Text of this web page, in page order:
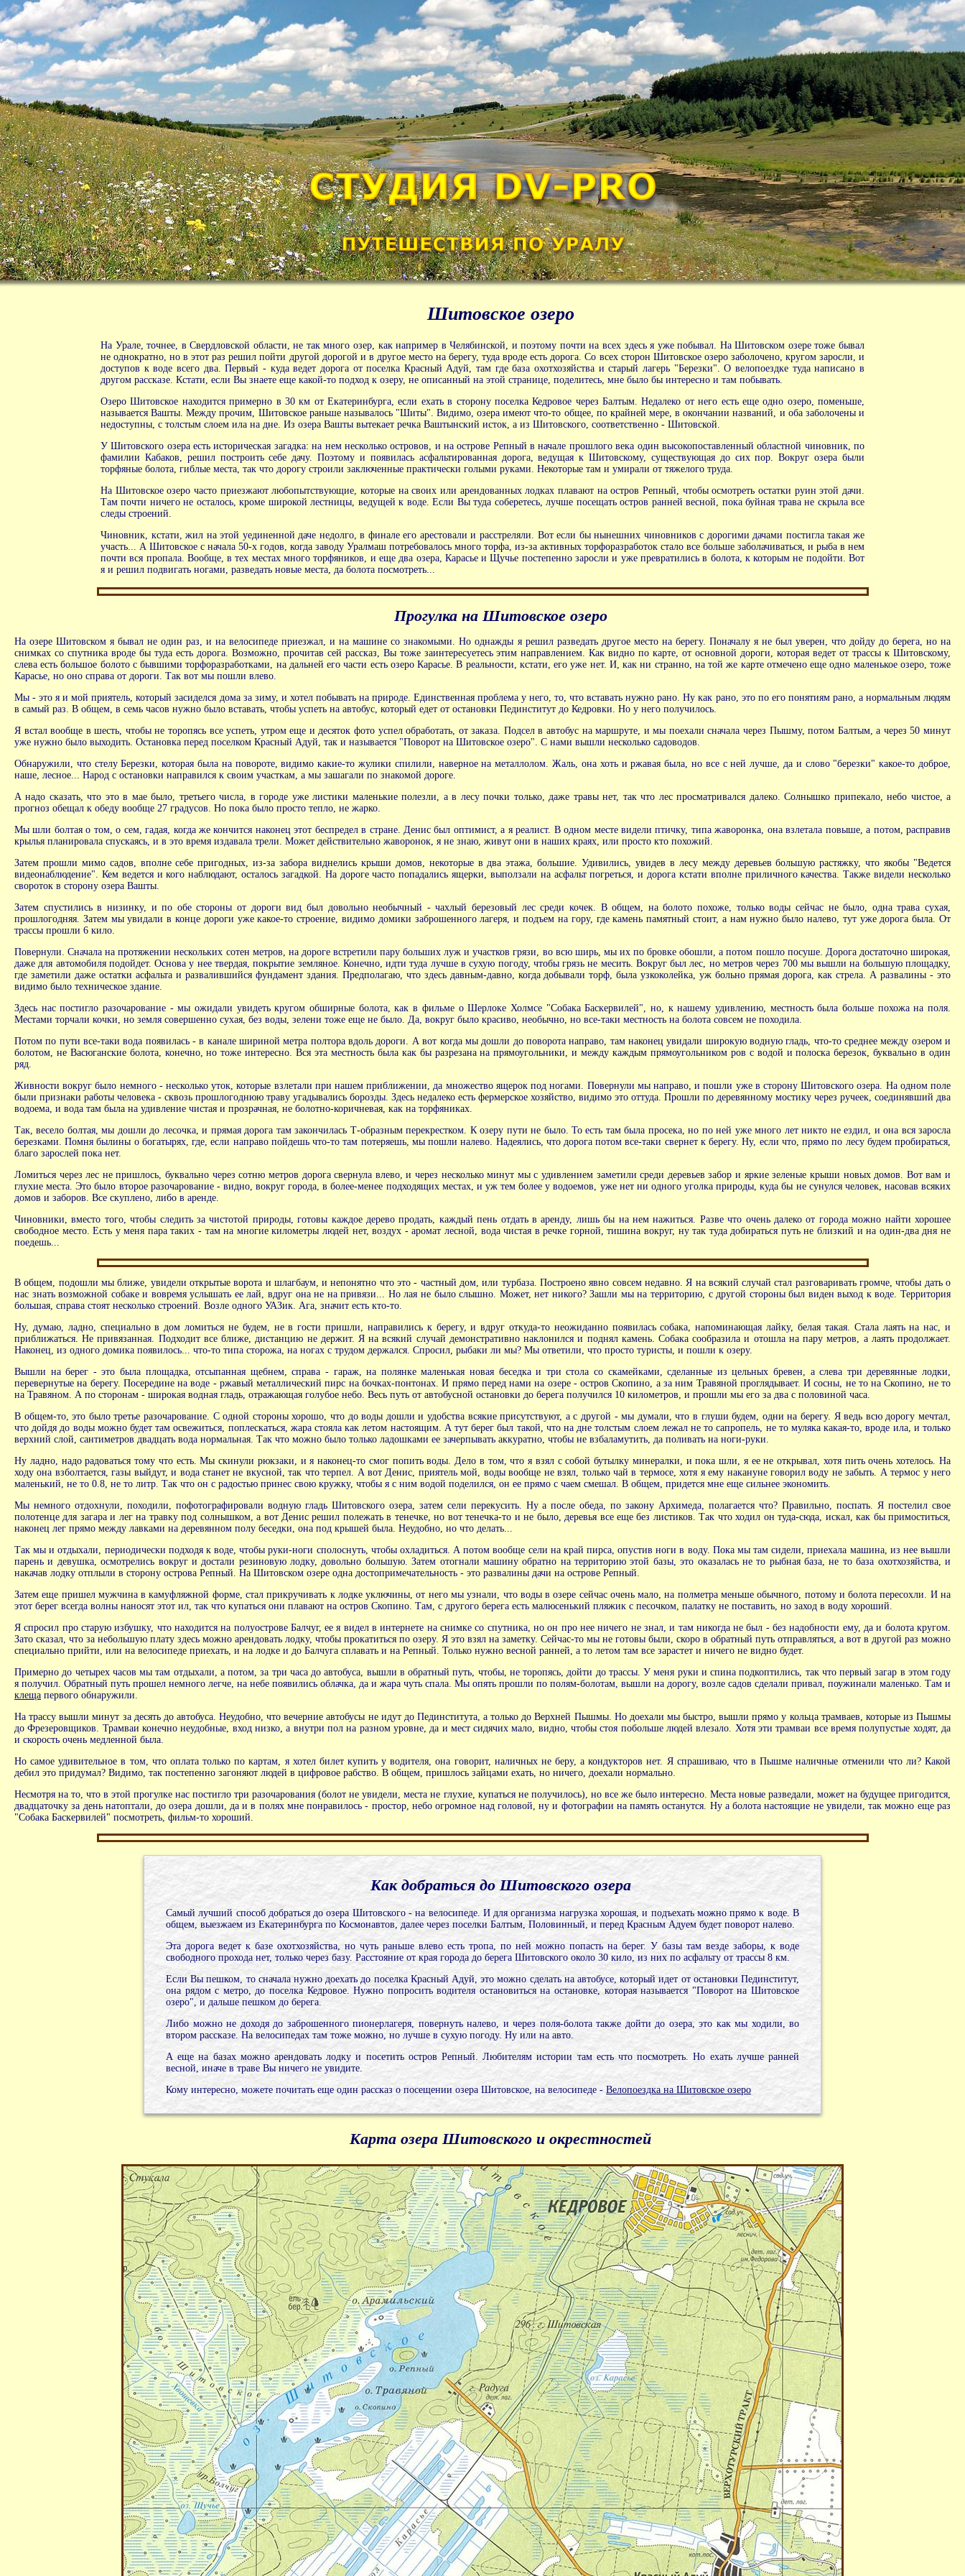
Шитовское озеро
На Урале, точнее, в Свердловской области, не так много озер, как например в Челябинской, и поэтому почти на всех здесь я уже побывал. На Шитовском озере тоже бывал
не однократно, но в этот раз решил пойти другой дорогой и в другое место на берегу, туда вроде есть дорога. Со всех сторон Шитовское озеро заболочено, кругом заросли, и
доступов к воде всего два. Первый - куда ведет дорога от поселка Красный Адуй, там где база охотхозяйства и старый лагерь "Березки". О велопоездке туда написано в
другом рассказе. Кстати, если Вы знаете еще какой-то подход к озеру, не описанный на этой странице, поделитесь, мне было бы интересно и там побывать.
Озеро Шитовское находится примерно в 30 км от Екатеринбурга, если ехать в сторону поселка Кедровое через Балтым. Недалеко от него есть еще одно озеро, поменьше,
называется Вашты. Между прочим, Шитовское раньше называлось "Шиты". Видимо, озера имеют что-то общее, по крайней мере, в окончании названий, и оба заболочены и
недоступны, с толстым слоем ила на дне. Из озера Вашты вытекает речка Ваштынский исток, а из Шитовского, соответственно - Шитовской.
У Шитовского озера есть историческая загадка: на нем несколько островов, и на острове Репный в начале прошлого века один высокопоставленный областной чиновник, по
фамилии Кабаков, решил построить себе дачу. Поэтому и появилась асфальтированная дорога, ведущая к Шитовскому, существующая до сих пор. Вокруг озера были
торфяные болота, гиблые места, так что дорогу строили заключенные практически голыми руками. Некоторые там и умирали от тяжелого труда.
На Шитовское озеро часто приезжают любопытствующие, которые на своих или арендованных лодках плавают на остров Репный, чтобы осмотреть остатки руин этой дачи.
Там почти ничего не осталось, кроме широкой лестницы, ведущей к воде. Если Вы туда соберетесь, лучше посещать остров ранней весной, пока буйная трава не скрыла все
следы строений.
Чиновник, кстати, жил на этой уединенной даче недолго, в финале его арестовали и расстреляли. Вот если бы нынешних чиновников с дорогими дачами постигла такая же
участь... А Шитовское с начала 50-х годов, когда заводу Уралмаш потребовалось много торфа, из-за активных торфоразработок стало все больше заболачиваться, и рыба в нем
почти вся пропала. Вообще, в тех местах много торфяников, и еще два озера, Карасье и Щучье постепенно заросли и уже превратились в болота, к которым не подойти. Вот
я и решил подвигать ногами, разведать новые места, да болота посмотреть...
Прогулка на Шитовское озеро
На озере Шитовском я бывал не один раз, и на велосипеде приезжал, и на машине со знакомыми. Но однажды я решил разведать другое место на берегу. Поначалу я не был уверен, что дойду до берега, но на
снимках со спутника вроде бы туда есть дорога. Возможно, прочитав сей рассказ, Вы тоже заинтересуетесь этим направлением. Как видно по карте, от основной дороги, которая ведет от трассы к Шитовскому,
слева есть большое болото с бывшими торфоразработками, на дальней его части есть озеро Карасье. В реальности, кстати, его уже нет. И, как ни странно, на той же карте отмечено еще одно маленькое озеро, тоже
Карасье, но оно справа от дороги. Так вот мы пошли влево.
Мы - это я и мой приятель, который засиделся дома за зиму, и хотел побывать на природе. Единственная проблема у него, то, что вставать нужно рано. Ну как рано, это по его понятиям рано, а нормальным людям
в самый раз. В общем, в семь часов нужно было вставать, чтобы успеть на автобус, который едет от остановки Пединститут до Кедровки. Но у него получилось.
Я встал вообще в шесть, чтобы не торопясь все успеть, утром еще и десяток фото успел обработать, от заказа. Подсел в автобус на маршруте, и мы поехали сначала через Пышму, потом Балтым, а через 50 минут
уже нужно было выходить. Остановка перед поселком Красный Адуй, так и называется "Поворот на Шитовское озеро". С нами вышли несколько садоводов.
Обнаружили, что стелу Березки, которая была на повороте, видимо какие-то жулики спилили, наверное на металлолом. Жаль, она хоть и ржавая была, но все с ней лучше, да и слово "березки" какое-то доброе,
наше, лесное... Народ с остановки направился к своим участкам, а мы зашагали по знакомой дороге.
А надо сказать, что это в мае было, третьего числа, в городе уже листики маленькие полезли, а в лесу почки только, даже травы нет, так что лес просматривался далеко. Солнышко припекало, небо чистое, а
прогноз обещал к обеду вообще 27 градусов. Но пока было просто тепло, не жарко.
Мы шли болтая о том, о сем, гадая, когда же кончится наконец этот беспредел в стране. Денис был оптимист, а я реалист. В одном месте видели птичку, типа жаворонка, она взлетала повыше, а потом, расправив
крылья планировала спускаясь, и в это время издавала трели. Может действительно жаворонок, я не знаю, живут они в наших краях, или просто кто похожий.
Затем прошли мимо садов, вполне себе пригодных, из-за забора виднелись крыши домов, некоторые в два этажа, большие. Удивились, увидев в лесу между деревьев большую растяжку, что якобы "Ведется
видеонаблюдение". Кем ведется и кого наблюдают, осталось загадкой. На дороге часто попадались ящерки, выползали на асфальт погреться, и дорога кстати вполне приличного качества. Также видели несколько
свороток в сторону озера Вашты.
Затем спустились в низинку, и по обе стороны от дороги вид был довольно необычный - чахлый березовый лес среди кочек. В общем, на болото похоже, только воды сейчас не было, одна трава сухая,
прошлогодняя. Затем мы увидали в конце дороги уже какое-то строение, видимо домики заброшенного лагеря, и подъем на гору, где камень памятный стоит, а нам нужно было налево, тут уже дорога была. От
трассы прошли 6 кило.
Повернули. Сначала на протяжении нескольких сотен метров, на дороге встретили пару больших луж и участков грязи, во всю ширь, мы их по бровке обошли, а потом пошло посуше. Дорога достаточно широкая,
даже для автомобиля подойдет. Основа у нее твердая, покрытие земляное. Конечно, идти туда лучше в сухую погоду, чтобы грязь не месить. Вокруг был лес, но метров через 700 мы вышли на большую площадку,
где заметили даже остатки асфальта и развалившийся фундамент здания. Предполагаю, что здесь давным-давно, когда добывали торф, была узкоколейка, уж больно прямая дорога, как стрела. А развалины - это
видимо было техническое здание.
Здесь нас постигло разочарование - мы ожидали увидеть кругом обширные болота, как в фильме о Шерлоке Холмсе "Собака Баскервилей", но, к нашему удивлению, местность была больше похожа на поля.
Местами торчали кочки, но земля совершенно сухая, без воды, зелени тоже еще не было. Да, вокруг было красиво, необычно, но все-таки местность на болота совсем не походила.
Потом по пути все-таки вода появилась - в канале шириной метра полтора вдоль дороги. А вот когда мы дошли до поворота направо, там наконец увидали широкую водную гладь, что-то среднее между озером и
болотом, не Васюганские болота, конечно, но тоже интересно. Вся эта местность была как бы разрезана на прямоугольники, и между каждым прямоугольником ров с водой и полоска березок, буквально в один
ряд.
Живности вокруг было немного - несколько уток, которые взлетали при нашем приближении, да множество ящерок под ногами. Повернули мы направо, и пошли уже в сторону Шитовского озера. На одном поле
были признаки работы человека - сквозь прошлогоднюю траву угадывались борозды. Здесь недалеко есть фермерское хозяйство, видимо это оттуда. Прошли по деревянному мостику через ручеек, соединявший два
водоема, и вода там была на удивление чистая и прозрачная, не болотно-коричневая, как на торфяниках.
Так, весело болтая, мы дошли до лесочка, и прямая дорога там закончилась Т-образным перекрестком. К озеру пути не было. То есть там была просека, но по ней уже много лет никто не ездил, и она вся заросла
березками. Помня былины о богатырях, где, если направо пойдешь что-то там потеряешь, мы пошли налево. Надеялись, что дорога потом все-таки свернет к берегу. Ну, если что, прямо по лесу будем пробираться,
благо зарослей пока нет.
Ломиться через лес не пришлось, буквально через сотню метров дорога свернула влево, и через несколько минут мы с удивлением заметили среди деревьев забор и яркие зеленые крыши новых домов. Вот вам и
глухие места. Это было второе разочарование - видно, вокруг города, в более-менее подходящих местах, и уж тем более у водоемов, уже нет ни одного уголка природы, куда бы не сунулся человек, насовав всяких
домов и заборов. Все скуплено, либо в аренде.
Чиновники, вместо того, чтобы следить за чистотой природы, готовы каждое дерево продать, каждый пень отдать в аренду, лишь бы на нем нажиться. Разве что очень далеко от города можно найти хорошее
свободное место. Есть у меня пара таких - там на многие километры людей нет, воздух - аромат лесной, вода чистая в речке горной, тишина вокруг, ну так туда добираться путь не близкий и на один-два дня не
поедешь...
В общем, подошли мы ближе, увидели открытые ворота и шлагбаум, и непонятно что это - частный дом, или турбаза. Построено явно совсем недавно. Я на всякий случай стал разговаривать громче, чтобы дать о
нас знать возможной собаке и вовремя услышать ее лай, вдруг она не на привязи... Но лая не было слышно. Может, нет никого? Зашли мы на территорию, с другой стороны был виден выход к воде. Территория
большая, справа стоят несколько строений. Возле одного УАЗик. Ага, значит есть кто-то.
Ну, думаю, ладно, специально в дом ломиться не будем, не в гости пришли, направились к берегу, и вдруг откуда-то неожиданно появилась собака, напоминающая лайку, белая такая. Стала лаять на нас, и
приближаться. Не привязанная. Подходит все ближе, дистанцию не держит. Я на всякий случай демонстративно наклонился и поднял камень. Собака сообразила и отошла на пару метров, а лаять продолжает.
Наконец, из одного домика появилось... что-то типа сторожа, на ногах с трудом держался. Спросил, рыбаки ли мы? Мы ответили, что просто туристы, и пошли к озеру.
Вышли на берег - это была площадка, отсыпанная щебнем, справа - гараж, на полянке маленькая новая беседка и три стола со скамейками, сделанные из цельных бревен, а слева три деревянные лодки,
перевернутые на берегу. Посередине на воде - ржавый металлический пирс на бочках-понтонах. И прямо перед нами на озере - остров Скопино, а за ним Травяной проглядывает. И сосны, не то на Скопино, не то
на Травяном. А по сторонам - широкая водная гладь, отражающая голубое небо. Весь путь от автобусной остановки до берега получился 10 километров, и прошли мы его за два с половиной часа.
В общем-то, это было третье разочарование. С одной стороны хорошо, что до воды дошли и удобства всякие присутствуют, а с другой - мы думали, что в глуши будем, одни на берегу. Я ведь всю дорогу мечтал,
что дойдя до воды можно будет там освежиться, поплескаться, жара стояла как летом настоящим. А тут берег был такой, что на дне толстым слоем лежал не то сапропель, не то муляка какая-то, вроде ила, и только
верхний слой, сантиметров двадцать вода нормальная. Так что можно было только ладошками ее зачерпывать аккуратно, чтобы не взбаламутить, да поливать на ноги-руки.
Ну ладно, надо радоваться тому что есть. Мы скинули рюкзаки, и я наконец-то смог попить воды. Дело в том, что я взял с собой бутылку минералки, и пока шли, я ее не открывал, хотя пить очень хотелось. На
ходу она взболтается, газы выйдут, и вода станет не вкусной, так что терпел. А вот Денис, приятель мой, воды вообще не взял, только чай в термосе, хотя я ему накануне говорил воду не забыть. А термос у него
маленький, не то 0.8, не то литр. Так что он с радостью принес свою кружку, чтобы я с ним водой поделился, он ее прямо с чаем смешал. В общем, придется мне еще сильнее экономить.
Мы немного отдохнули, походили, пофотографировали водную гладь Шитовского озера, затем сели перекусить. Ну а после обеда, по закону Архимеда, полагается что? Правильно, поспать. Я постелил свое
полотенце для загара и лег на травку под солнышком, а вот Денис решил полежать в тенечке, но вот тенечка-то и не было, деревья все еще без листиков. Так что ходил он туда-сюда, искал, как бы примоститься,
наконец лег прямо между лавками на деревянном полу беседки, она под крышей была. Неудобно, но что делать...
Так мы и отдыхали, периодически подходя к воде, чтобы руки-ноги сполоснуть, чтобы охладиться. А потом вообще сели на край пирса, опустив ноги в воду. Пока мы там сидели, приехала машина, из нее вышли
парень и девушка, осмотрелись вокруг и достали резиновую лодку, довольно большую. Затем отогнали машину обратно на территорию этой базы, это оказалась не то рыбная база, не то база охотхозяйства, и
накачав лодку отплыли в сторону острова Репный. На Шитовском озере одна достопримечательность - это развалины дачи на острове Репный.
Затем еще пришел мужчина в камуфляжной форме, стал прикручивать к лодке уключины, от него мы узнали, что воды в озере сейчас очень мало, на полметра меньше обычного, потому и болота пересохли. И на
этот берег всегда волны наносят этот ил, так что купаться они плавают на остров Скопино. Там, с другого берега есть малюсенький пляжик с песочком, палатку не поставить, но заход в воду хороший.
Я спросил про старую избушку, что находится на полуострове Балчуг, ее я видел в интернете на снимке со спутника, но он про нее ничего не знал, и там никогда не был - без надобности ему, да и болота кругом.
Зато сказал, что за небольшую плату здесь можно арендовать лодку, чтобы прокатиться по озеру. Я это взял на заметку. Сейчас-то мы не готовы были, скоро в обратный путь отправляться, а вот в другой раз можно
специально прийти, или на велосипеде приехать, и на лодке и до Балчуга сплавать и на Репный. Только нужно весной ранней, а то летом там все зарастет и ничего не видно будет.
Примерно до четырех часов мы там отдыхали, а потом, за три часа до автобуса, вышли в обратный путь, чтобы, не торопясь, дойти до трассы. У меня руки и спина подкоптились, так что первый загар в этом году
я получил. Обратный путь прошел немного легче, на небе появились облачка, да и жара чуть спала. Мы опять прошли по полям-болотам, вышли на дорогу, возле садов сделали привал, поужинали маленько. Там и
клеща первого обнаружили.
На трассу вышли минут за десять до автобуса. Неудобно, что вечерние автобусы не идут до Пединститута, а только до Верхней Пышмы. Но доехали мы быстро, вышли прямо у кольца трамваев, которые из Пышмы
до Фрезеровщиков. Трамваи конечно неудобные, вход низко, а внутри пол на разном уровне, да и мест сидячих мало, видно, чтобы стоя побольше людей влезало. Хотя эти трамваи все время полупустые ходят, да
и скорость очень медленной была.
Но самое удивительное в том, что оплата только по картам, я хотел билет купить у водителя, она говорит, наличных не беру, а кондукторов нет. Я спрашиваю, что в Пышме наличные отменили что ли? Какой
дебил это придумал? Видимо, так постепенно загоняют людей в цифровое рабство. В общем, пришлось зайцами ехать, но ничего, доехали нормально.
Несмотря на то, что в этой прогулке нас постигло три разочарования (болот не увидели, места не глухие, купаться не получилось), но все же было интересно. Места новые разведали, может на будущее пригодится,
двадцаточку за день натоптали, до озера дошли, да и в полях мне понравилось - простор, небо огромное над головой, ну и фотографии на память останутся. Ну а болота настоящие не увидели, так можно еще раз
"Собака Баскервилей" посмотреть, фильм-то хороший.
Как добраться до Шитовского озера
Самый лучший способ добраться до озера Шитовского - на велосипеде. И для организма нагрузка хорошая, и подъехать можно прямо к воде. В
общем, выезжаем из Екатеринбурга по Космонавтов, далее через поселки Балтым, Половинный, и перед Красным Адуем будет поворот налево.
Эта дорога ведет к базе охотхозяйства, но чуть раньше влево есть тропа, по ней можно попасть на берег. У базы там везде заборы, к воде
свободного прохода нет, только через базу. Расстояние от края города до берега Шитовского около 30 кило, из них по асфальту от трассы 8 км.
Если Вы пешком, то сначала нужно доехать до поселка Красный Адуй, это можно сделать на автобусе, который идет от остановки Пединститут,
она рядом с метро, до поселка Кедровое. Нужно попросить водителя остановиться на остановке, которая называется "Поворот на Шитовское
озеро", и дальше пешком до берега.
Либо можно не доходя до заброшенного пионерлагеря, повернуть налево, и через поля-болота также дойти до озера, это как мы ходили, во
втором рассказе. На велосипедах там тоже можно, но лучше в сухую погоду. Ну или на авто.
А еще на базах можно арендовать лодку и посетить остров Репный. Любителям истории там есть что посмотреть. Но ехать лучше ранней
весной, иначе в траве Вы ничего не увидите.
Кому интересно, можете почитать еще один рассказ о посещении озера Шитовское, на велосипеде - Велопоездка на Шитовское озеро
Карта озера Шитовского и окрестностей